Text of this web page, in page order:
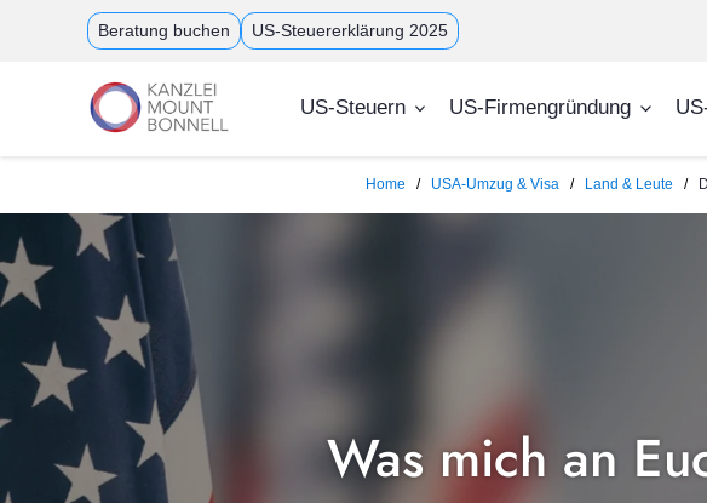
Beratung buchen US-Steuererklärung 2025
US-Steuern US-Firmengründung
Home USA-Umzug & Visa Land & Leute
Was mich an